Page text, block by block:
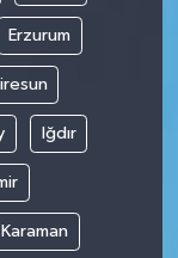
Erzurum
Iğdır
Karaman